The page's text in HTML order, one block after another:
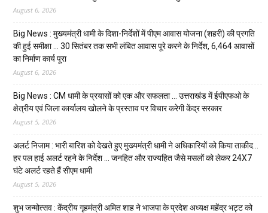
August 6, 2026
Big News : मुख्यमंत्री धामी के दिशा-निर्देशों में पीएम आवास योजना (शहरी) की प्रगति
की हुई समीक्षा … 30 सितंबर तक सभी लंबित आवास पूरे करने के निर्देश, 6,464 आवासों
का निर्माण कार्य पूरा
August 6, 2026
Big News : CM धामी के प्रयासों को एक और सफलता … उत्तराखंड में ईपीएफओ के
क्षेत्रीय एवं जिला कार्यालय खोलने के प्रस्ताव पर विचार करेगी केंद्र सरकार
August 5, 2026
अलर्ट निजाम : भारी बारिश को देखते हुए मुख्यमंत्री धामी ने अधिकारियों को किया ताकीद…
हर पल हाई अलर्ट रहने के निर्देश … जनहित और राज्यहित जैसे मसलों को लेकर 24X7
घंटे अलर्ट रहते हैं सीएम धामी
August 5, 2026
शुभ जन्मोत्सव : केंद्रीय गृहमंत्री अमित शाह ने भाजपा के प्रदेश अध्यक्ष महेंद्र भट्ट को